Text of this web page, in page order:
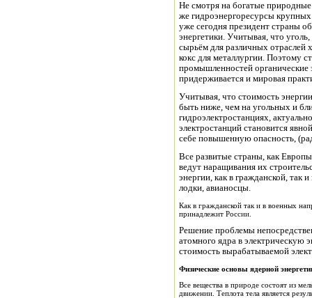
Не смотря на богатые природные
же гидроэнергоресурсы
уже сегодня президент страны
энергетики. Учитывая, что
сырьём для различных
кокс для металлургии. Поэтому
промышленностей органические
придерживается и мировая
Учитывая, что стоимость
быть ниже, чем на угольных и
гидроэлектростанциях,
электростанций становится
себе повышенную опасность,
Все развитые страны, как
ведут наращивания их
энергии, как в гражданской, так
лодки, авианосцы.
Как в гражданской так и в военных
принадлежит России.
Решение проблемы
атомного ядра в электрическую
стоимость вырабатываемой
Физические основы ядерной
Все вещества в природе состоят из мельчайших частиц - молекул, находящих в непрерывном
движении. Теплота тела является